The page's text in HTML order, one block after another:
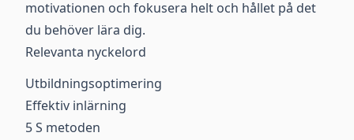
motivationen och fokusera helt och hållet på det
du behöver lära dig.
Relevanta nyckelord
Utbildningsoptimering
Effektiv inlärning
5 S metoden